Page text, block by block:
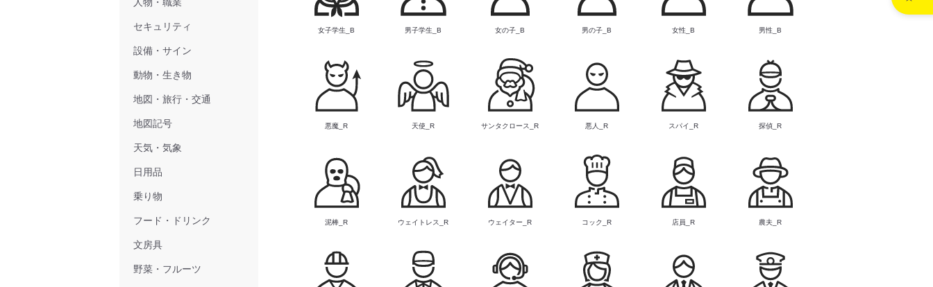
女子学生_B 男子学生_B 女の子_B 男の子_B 女性_B 男性_B
悪魔_R 天使_R サンタクロース_R 悪人_R スパイ_R 探偵_R
泥棒_R ウェイトレス_R ウェイター_R コック_R 店員_R 農夫_R
セキュリティ
設備・サイン
動物・生き物
地図・旅行・交通
地図記号
天気・気象
日用品
乗り物
フード・ドリンク
文房具
野菜・フルーツ